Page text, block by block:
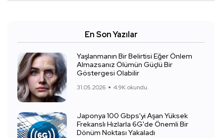
En Son Yazılar
Yaşlanmanın Bir Belirtisi Eğer Önlem
Almazsanız Ölümün Güçlü Bir
Göstergesi Olabilir
31.05.2026 4.9K okundu.
Japonya 100 Gbps'yi Aşan Yüksek
Frekanslı Hızlarla 6G'de Önemli Bir
Dönüm Noktası Yakaladı